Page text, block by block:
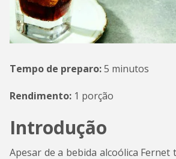
Tempo de preparo:5 minutos
Rendimento: 1 porção
Introdução
Apesar de a bebida alcoólica